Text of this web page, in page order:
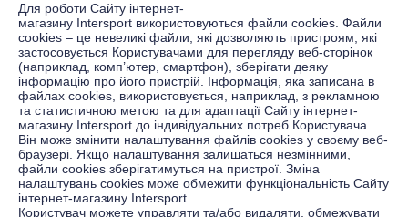
Для роботи Сайту інтернет-
магазину Intersport використовуються файли cookies. Файли
cookies – це невеликі файли, які дозволяють пристроям, які
застосовується Користувачами для перегляду веб-сторінок
(наприклад, комп’ютер, смартфон), зберігати деяку
інформацію про його пристрій. Інформація, яка записана в
файлах cookies, використовується, наприклад, з рекламною
та статистичною метою та для адаптації Сайту інтернет-
магазину Intersport до індивідуальних потреб Користувача.
Він може змінити налаштування файлів cookies у своєму веб-
браузері. Якщо налаштування залишаться незмінними,
файли cookies зберігатимуться на пристрої. Зміна
налаштувань cookies може обмежити функціональність Сайту
інтернет-магазину Intersport
Користувач можете управляти та/або видаляти, обмежувати